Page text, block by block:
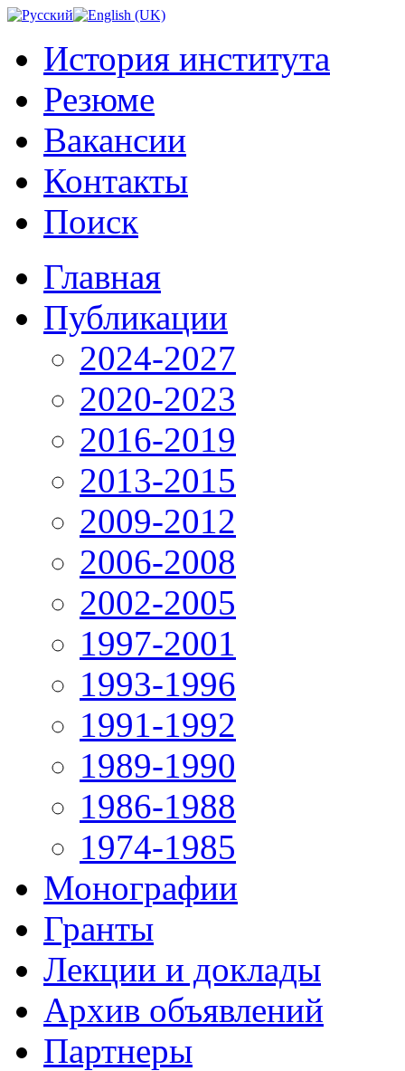
История института
Резюме
Вакансии
Контакты
Поиск
Главная
Публикации
2024-2027
2020-2023
2016-2019
2013-2015
2009-2012
2006-2008
2002-2005
1997-2001
1993-1996
1991-1992
1989-1990
1986-1988
1974-1985
Монографии
Гранты
Лекции и доклады
Архив объявлений
Партнеры